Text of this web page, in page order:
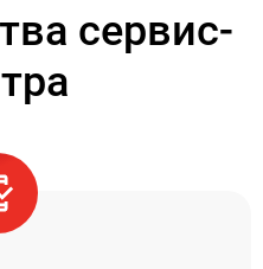
сервис-